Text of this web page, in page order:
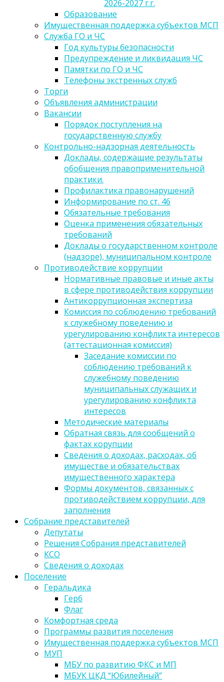
2026-2027 г.г.
Образование
Имущественная поддержка субъектов МСП
Служба ГО и ЧС
Год культуры безопасности
Предупреждение и ликвидация ЧС
Памятки по ГО и ЧС
Телефоны экстренных служб
Торги
Объявления администрации
Вакансии
Порядок поступления на
государственную службу
Контрольно-надзорная деятельность
Доклады, содержащие результаты
обобщения правоприменительной
практики.
Профилактика правонарушений
Информирование по ст. 46
Обязательные требования
Оценка применения обязательных
требований
Доклады о государственном контроле
(надзоре), муниципальном контроле
Противодействие коррупции
Нормативные правовые и иные акты
в сфере противодействия коррупции
Антикоррупционная экспертиза
Комиссия по соблюдению требований
к служебному поведению и
урегулированию конфликта интересов
(аттестационная комиссия)
Заседание комиссии по
соблюдению требований к
служебному поведению
муниципальных служащих и
урегулированию конфликта
интересов
Методические материалы
Обратная связь для сообщений о
фактах корупции
Сведения о доходах, расходах, об
имуществе и обязательствах
имущественного характера
Формы документов, связанных с
противодействием коррупции, для
заполнения
Собрание представителей
Депутаты
Решения Собрания представителей
КСО
Сведения о доходах
Поселение
Геральдика
Герб
Флаг
Комфортная среда
Программы развития поселения
Имущественная поддержка субъектов МСП
МУП
МБУ по развитию ФКС и МП
МБУК ЦКД “Юбилейный”